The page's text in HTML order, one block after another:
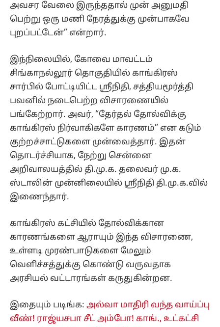
அவசர வேலை இருந்ததால் முன் அனுமதி
பெற்று ஒரு மணி நேரத்துக்கு முன்பாகவே
புறப்பட்டேன்” என்றார்.
இந்நிலையில், கோவை மாவட்டம்
சிங்காநல்லூர் தொகுதியில் காங்கிரஸ்
சார்பில் போட்டியிட்ட ஸ்ரீநிதி, சத்தியமூர்த்தி
பவனில் நடைபெற்ற விசாரணையில்
பங்கேற்றார். அவர், “தேர்தல் தோல்விக்கு
காங்கிரஸ் நிர்வாகிகளே காரணம்” என கடும்
குற்றச்சாட்டுகளை முன்வைத்தார். இதன்
தொடர்ச்சியாக, நேற்று சென்னை
அறிவாலயத்தில் தி.மு.க. தலைவர் மு.க.
ஸ்டாலின் முன்னிலையில் ஸ்ரீநிதி தி.மு.க.வில்
இணைந்தார்.
காங்கிரஸ் கட்சியில் தோல்விக்கான
காரணங்களை ஆராயும் இந்த விசாரணை,
உள்ளடி முரண்பாடுகளை மேலும்
வெளிச்சத்துக்கு கொண்டு வருவதாக
அரசியல் வட்டாரங்கள் கருதுகின்றன.
இதையும் படிங்க: அல்வா மாதிரி வந்த வாய்ப்பு
வீண்! ராஜ்யசபா சீட் அம்போ! காங்., உட்கட்சி